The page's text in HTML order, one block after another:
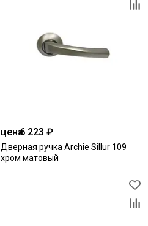
цена6 223 ₽
Дверная ручка Archie Sillur 109
хром матовый